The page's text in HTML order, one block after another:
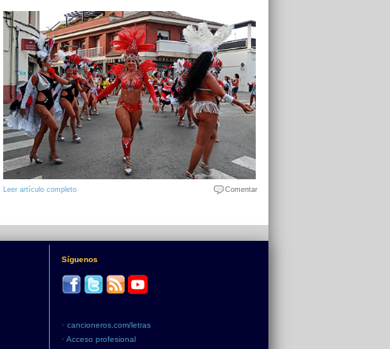
Leer artículo completo Comentar
Síguenos
• cancioneros.com/letras
• Acceso profesional